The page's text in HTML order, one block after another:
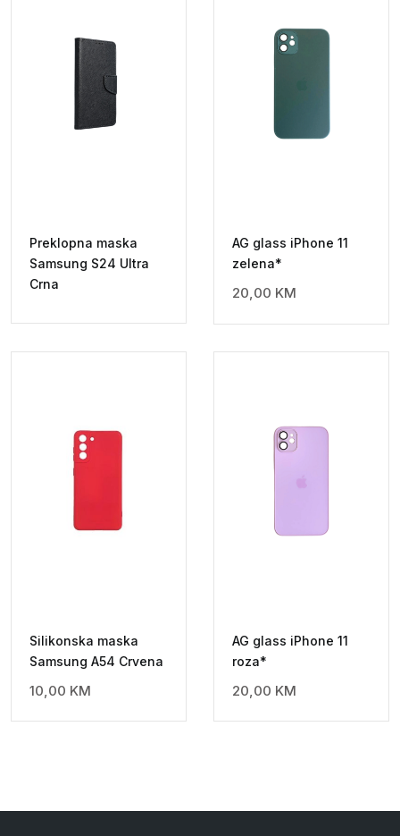
Preklopna maska
Samsung S24 Ultra
Crna
AG glass iPhone 11
zelena*
20,00 KM
Silikonska maska
Samsung A54 Crvena
10,00 KM
AG glass iPhone 11
roza*
20,00 KM